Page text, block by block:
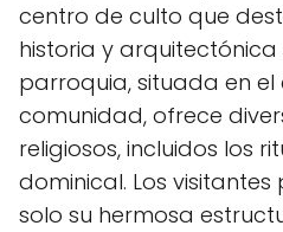
centro de culto que
historia y arquitectónica
parroquia, situada en
comunidad, ofrece
religiosos, incluidos los
dominical. Los
solo su hermosa